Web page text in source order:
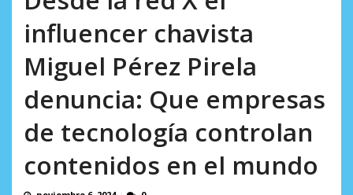
influencer chavista
Miguel Pérez Pirela
denuncia: Que empresas
de tecnología controlan
contenidos en el mundo